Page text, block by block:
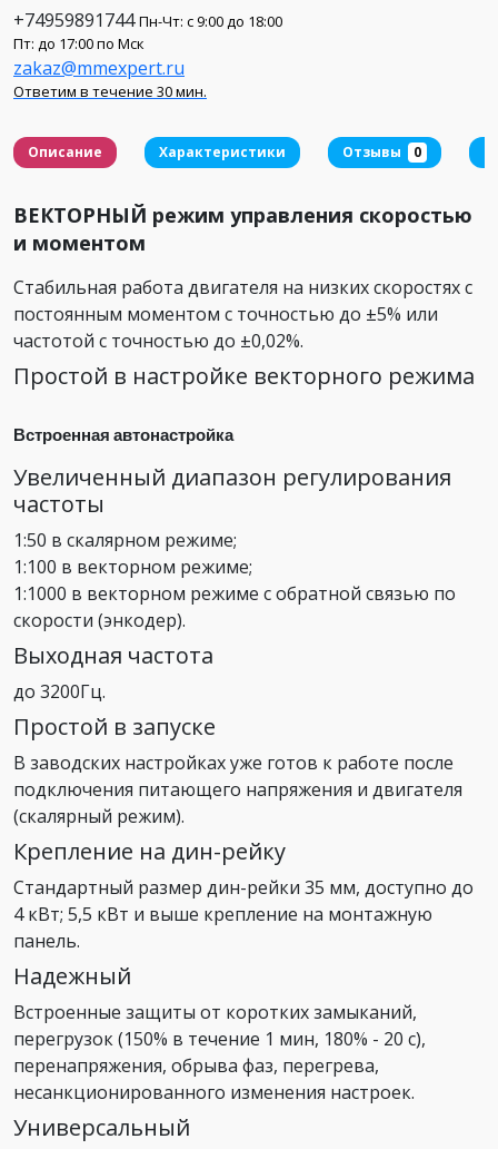
+74959891744 Пн-Чт: с 9:00 до 18:00
Пт: до 17:00 по Мск
zakaz@mmexpert.ru
Ответим в течение 30 мин.
Описание Характеристики Отзывы 0
ВЕКТОРНЫЙ режим управления скоростью
и моментом
Стабильная работа двигателя на низких скоростях с
постоянным моментом с точностью до ±5% или
частотой с точностью до ±0,02%.
Простой в настройке векторного режима
Встроенная автонастройка
Увеличенный диапазон регулирования
частоты
1:50 в скалярном режиме;
1:100 в векторном режиме;
1:1000 в векторном режиме с обратной связью по
скорости (энкодер).
Выходная частота
до 3200Гц.
Простой в запуске
В заводских настройках уже готов к работе после
подключения питающего напряжения и двигателя
(скалярный режим).
Крепление на дин-рейку
Стандартный размер дин-рейки 35 мм, доступно до
4 кВт; 5,5 кВт и выше крепление на монтажную
панель.
Надежный
Встроенные защиты от коротких замыканий,
перегрузок (150% в течение 1 мин, 180% - 20 с),
перенапряжения, обрыва фаз, перегрева,
несанкционированного изменения настроек.
Универсальный